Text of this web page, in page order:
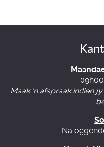
Maak 'n afspraak indien
Na